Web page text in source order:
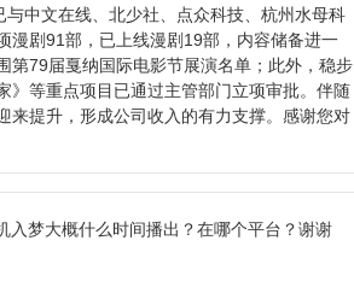
与中文在线、北少社、点众科技、杭州水母科
漫剧91部，已上线漫剧19部，内容储备进一
第79届戛纳国际电影节展演名单；此外，稳步
》等重点项目已通过主管部门立项审批。伴随
来提升，形成公司收入的有力支撑。感谢您对
入梦大概什么时间播出？在哪个平台？谢谢